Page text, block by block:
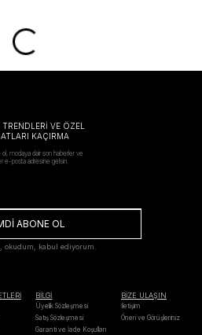
TRENDLERİ VE ÖZEL
KAÇIRMA
ol, modaya dair son haberler ve
e-posta adresine gelsin.
ABONE OL
, okudum, kabul ediyorum.
BİLGİ
Üyelik Sözleşmesi
Satış Sözleşmesi
Garanti ve İade Koşulları
BİZE ULAŞIN
İletişim
Öneri ve Görüşleriniz